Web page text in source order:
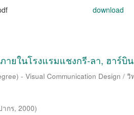
download
ยในโรงแรมแชงกรี-ลา, ฮาร์บิน
- Visual Communication Design /
กร, 2000)